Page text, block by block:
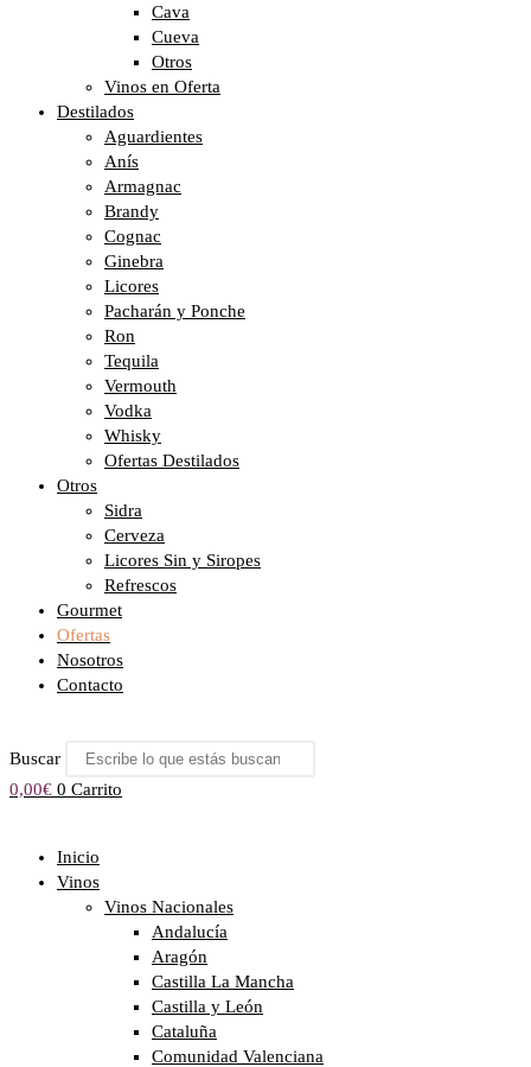
Cava
Cueva
Otros
Vinos en Oferta
Destilados
Aguardientes
Anís
Armagnac
Brandy
Cognac
Ginebra
Licores
Pacharán y Ponche
Ron
Tequila
Vermouth
Vodka
Whisky
Ofertas Destilados
Otros
Sidra
Cerveza
Licores Sin y Siropes
Refrescos
Gourmet
Ofertas
Nosotros
Contacto
Buscar
0,00€ 0 Carrito
Inicio
Vinos
Vinos Nacionales
Andalucía
Aragón
Castilla La Mancha
Castilla y León
Cataluña
Comunidad Valenciana